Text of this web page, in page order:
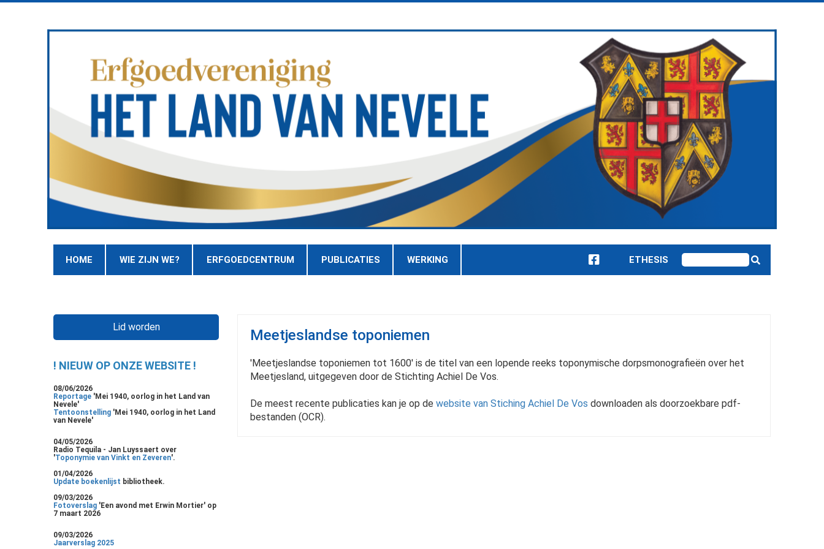
HOME WIE ZIJN WE? ERFGOEDCENTRUM PUBLICATIES WERKING ETHESIS
Lid worden
! NIEUW OP ONZE WEBSITE !
08/06/2026
Reportage 'Mei 1940, oorlog in het Land van
Nevele'
Tentoonstelling 'Mei 1940, oorlog in het Land
van Nevele'
04/05/2026
Radio Tequila - Jan Luyssaert over
'Toponymie van Vinkt en Zeveren'.
01/04/2026
Update boekenlijst bibliotheek.
09/03/2026
Fotoverslag 'Een avond met Erwin Mortier' op
7 maart 2026
09/03/2026
Jaarverslag 2025
Meetjeslandse toponiemen
'Meetjeslandse toponiemen tot 1600' is de titel van een lopende reeks toponymische dorpsmonografieën over het
Meetjesland, uitgegeven door de Stichting Achiel De Vos.
De meest recente publicaties kan je op de website van Stiching Achiel De Vos downloaden als doorzoekbare pdf-
bestanden (OCR).